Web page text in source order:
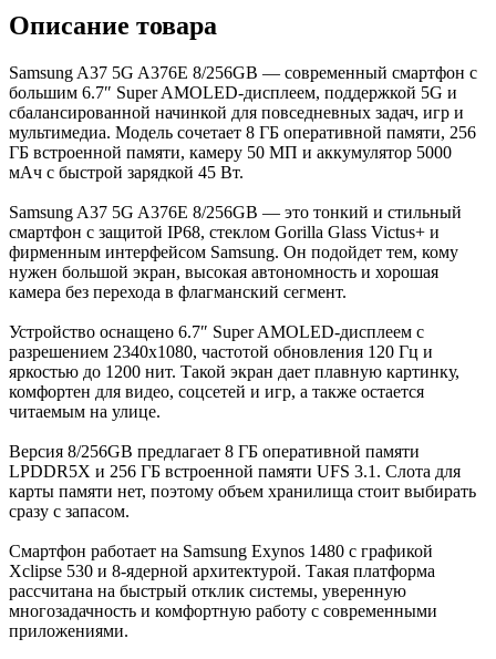
Описание товара
Samsung A37 5G A376E 8/256GB — современный смартфон с
большим 6.7″ Super AMOLED-дисплеем, поддержкой 5G и
сбалансированной начинкой для повседневных задач, игр и
мультимедиа. Модель сочетает 8 ГБ оперативной памяти, 256
ГБ встроенной памяти, камеру 50 МП и аккумулятор 5000
мАч с быстрой зарядкой 45 Вт.
Samsung A37 5G A376E 8/256GB — это тонкий и стильный
смартфон с защитой IP68, стеклом Gorilla Glass Victus+ и
фирменным интерфейсом Samsung. Он подойдет тем, кому
нужен большой экран, высокая автономность и хорошая
камера без перехода в флагманский сегмент.
Устройство оснащено 6.7″ Super AMOLED-дисплеем с
разрешением 2340x1080, частотой обновления 120 Гц и
яркостью до 1200 нит. Такой экран дает плавную картинку,
комфортен для видео, соцсетей и игр, а также остается
читаемым на улице.
Версия 8/256GB предлагает 8 ГБ оперативной памяти
LPDDR5X и 256 ГБ встроенной памяти UFS 3.1. Слота для
карты памяти нет, поэтому объем хранилища стоит выбирать
сразу с запасом.
Смартфон работает на Samsung Exynos 1480 с графикой
Xclipse 530 и 8-ядерной архитектурой. Такая платформа
рассчитана на быстрый отклик системы, уверенную
многозадачность и комфортную работу с современными
приложениями.